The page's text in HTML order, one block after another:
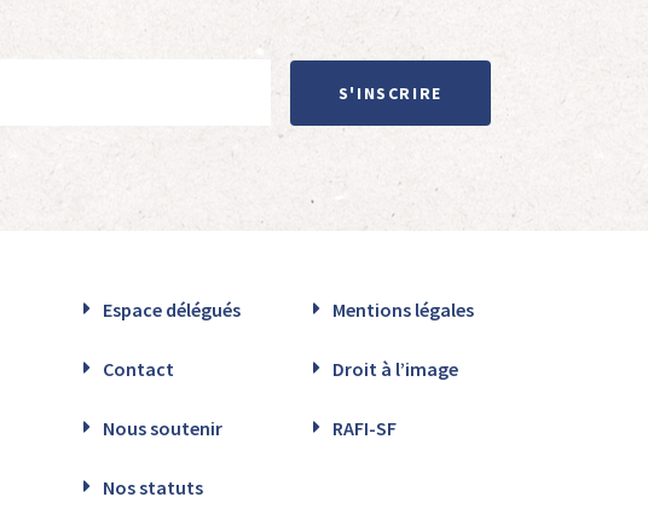
S'INSCRIRE
Espace délégués Mentions légales
Contact Droit à l’image
Nous soutenir RAFI-SF
Nos statuts